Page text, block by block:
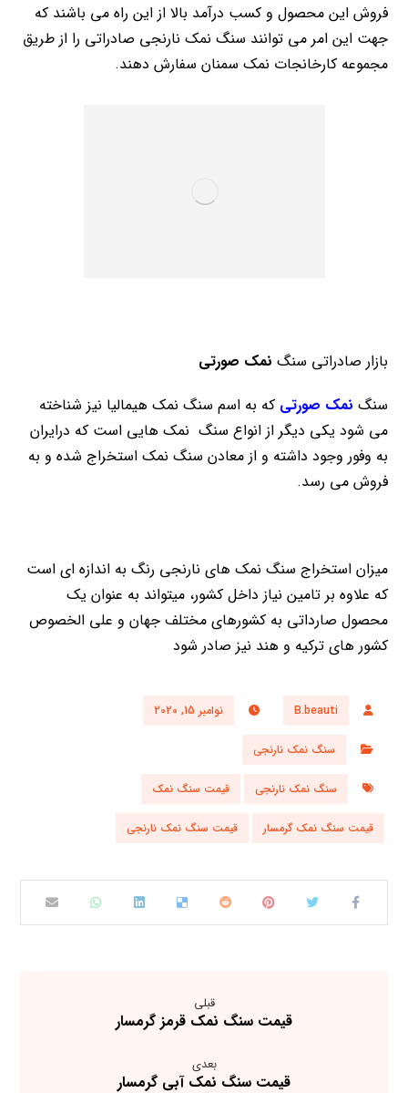
فروش این محصول و کسب درآمد بالا از این راه می باشند که
جهت این امر می توانند سنگ نمک نارنجی صادراتی را از طریق
مجموعه کارخانجات نمک سمنان سفارش دهند.
بازار صادراتی سنگ نمک صورتی
سنگ نمک صورتی که به اسم سنگ نمک هیمالیا نیز شناخته
می شود یکی دیگر از انواع سنگ نمک هایی است که درایران
به وفور وجود داشته و از معادن سنگ نمک استخراج شده و به
فروش می رسد.
میزان استخراج سنگ نمک های نارنجی رنگ به اندازه ای است
که علاوه بر تامین نیاز داخل کشور، میتواند به عنوان یک
محصول صارداتی به کشورهای مختلف جهان و علی الخصوص
کشور های ترکیه و هند نیز صادر شود
B.beauti نوامبر 15, 2020
سنگ نمک نارنجی
سنگ نمک نارنجی قیمت سنگ نمک
قیمت سنگ نمک گرمسار قیمت سنگ نمک نارنجی
قبلی
قیمت سنگ نمک قرمز گرمسار
بعدی
قیمت سنگ نمک آبی گرمسار